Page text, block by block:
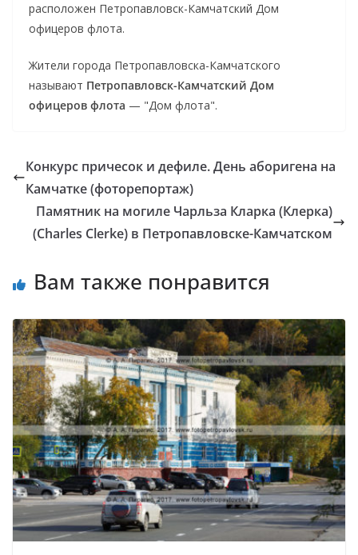
расположен Петропавловск-Камчатский Дом
офицеров флота.
Жители города Петропавловска-Камчатского
называют Петропавловск-Камчатский Дом
офицеров флота — "Дом флота".
Конкурс причесок и дефиле. День аборигена на
Камчатке (фоторепортаж)
Памятник на могиле Чарльза Кларка (Клерка)
(Charles Clerke) в Петропавловске-Камчатском
Вам также понравится